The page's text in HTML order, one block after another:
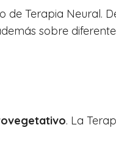
de Terapia Neural.
sobre
. La